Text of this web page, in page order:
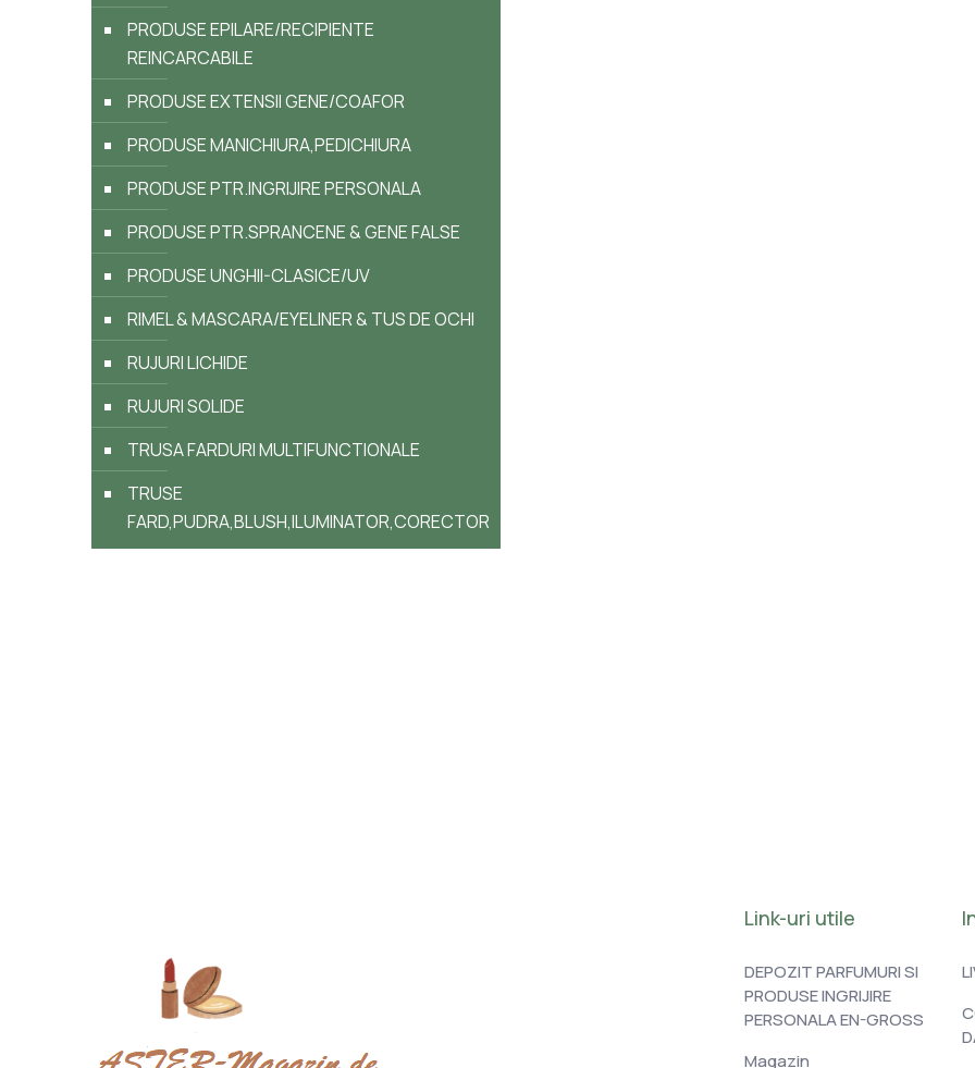
PRODUSE EPILARE/RECIPIENTE
REINCARCABILE
PRODUSE EXTENSII GENE/COAFOR
PRODUSE MANICHIURA,PEDICHIURA
PRODUSE PTR.INGRIJIRE PERSONALA
PRODUSE PTR.SPRANCENE & GENE FALSE
PRODUSE UNGHII-CLASICE/UV
RIMEL & MASCARA/EYELINER & TUS DE OCHI
RUJURI LICHIDE
RUJURI SOLIDE
TRUSA FARDURI MULTIFUNCTIONALE
TRUSE
FARD,PUDRA,BLUSH,ILUMINATOR,CORECTOR
Link-uri utile
DEPOZIT PARFUMURI SI
PRODUSE INGRIJIRE
PERSONALA EN-GROSS
Magazin